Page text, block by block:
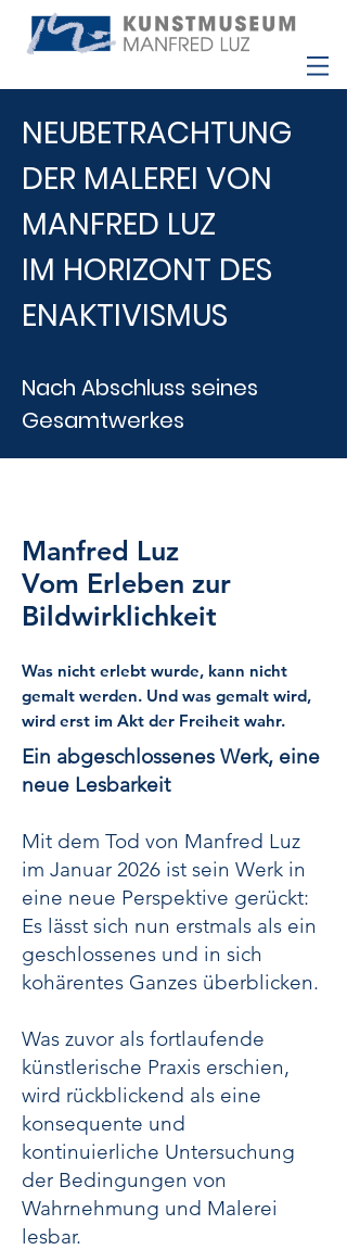
NEUBETRACHTUNG
DER MALEREI VON
MANFRED LUZ
IM HORIZONT DES
ENAKTIVISMUS
Nach Abschluss seines
Gesamtwerkes
Manfred Luz
Vom Erleben zur
Bildwirklichkeit
Was nicht erlebt wurde, kann nicht
gemalt werden. Und was gemalt wird,
wird erst im Akt der Freiheit wahr.
Ein abgeschlossenes Werk, eine
neue Lesbarkeit
Mit dem Tod von Manfred Luz
im Januar 2026 ist sein Werk in
eine neue Perspektive gerückt:
Es lässt sich nun erstmals als ein
geschlossenes und in sich
kohärentes Ganzes überblicken.
Was zuvor als fortlaufende
künstlerische Praxis erschien,
wird rückblickend als eine
konsequente und
kontinuierliche Untersuchung
der Bedingungen von
Wahrnehmung und Malerei
lesbar.